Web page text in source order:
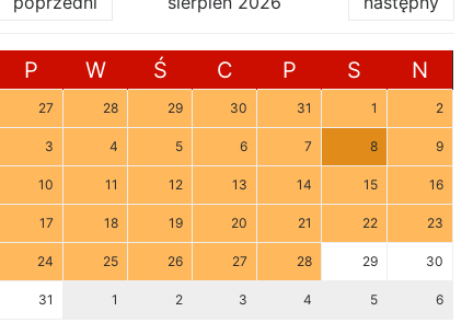
P W Ś C P S N
27 28 29 30 31 1 2
3 4 5 6 7 8 9
10 11 12 13 14 15 16
17 18 19 20 21 22 23
24 25 26 27 28 29 30
31 1 2 3 4 5 6